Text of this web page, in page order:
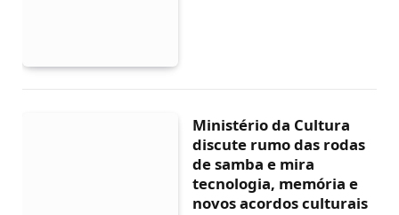
Ministério da Cultura
discute rumo das rodas
de samba e mira
tecnologia, memória e
novos acordos culturais